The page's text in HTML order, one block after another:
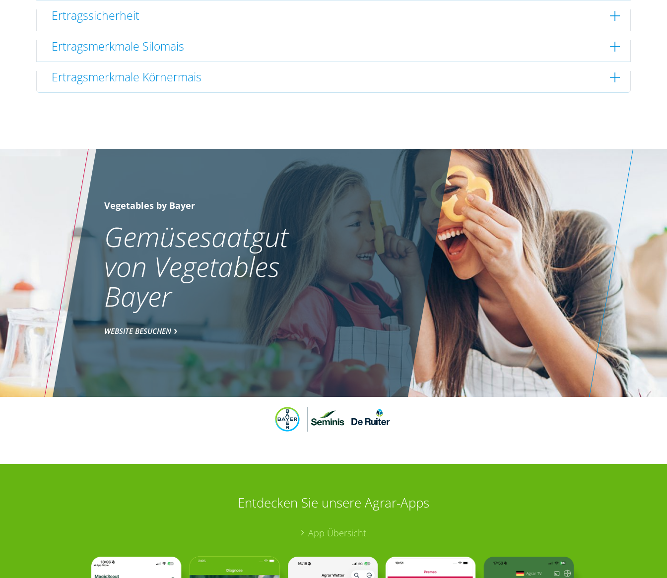
Ertragssicherheit
Ertragsmerkmale Silomais
Ertragsmerkmale Körnermais
Vegetables by Bayer
Gemüsesaatgut
von Vegetables
Bayer
WEBSITE BESUCHEN
Entdecken Sie unsere Agrar-Apps
App Übersicht